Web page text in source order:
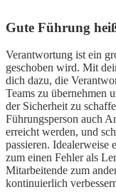
Gute Führung
Verantwortung ist ein
geschoben wird. Mit
dich dazu, die
Teams zu übernehmen
der Sicherheit zu
Führungsperson auch
erreicht werden, und
passieren. Idealerweise
zum einen Fehler als
Mitarbeitende zum
kontinuierlich